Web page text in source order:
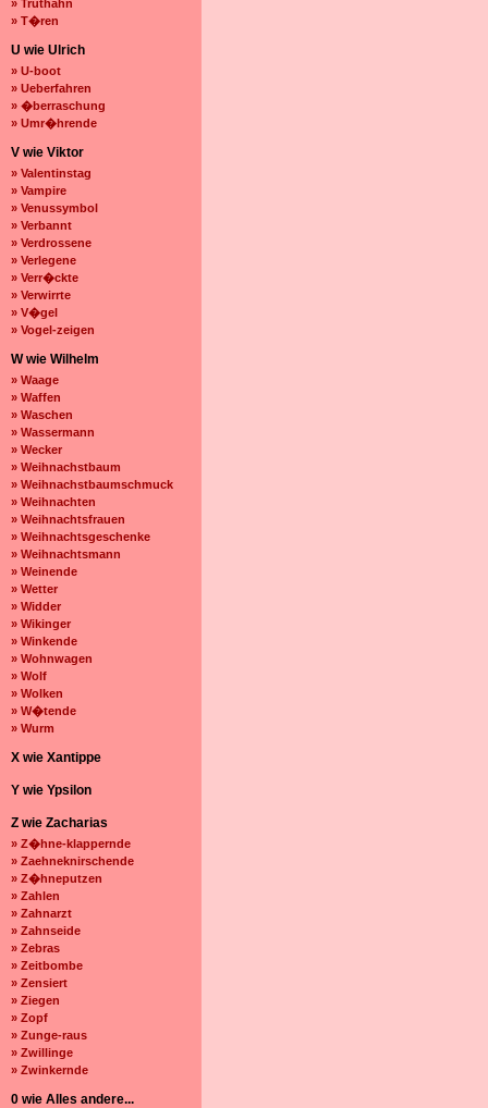
» Truthahn
» T�ren
U wie Ulrich
» U-boot
» Ueberfahren
» �berraschung
» Umr�hrende
V wie Viktor
» Valentinstag
» Vampire
» Venussymbol
» Verbannt
» Verdrossene
» Verlegene
» Verr�ckte
» Verwirrte
» V�gel
» Vogel-zeigen
W wie Wilhelm
» Waage
» Waffen
» Waschen
» Wassermann
» Wecker
» Weihnachstbaum
» Weihnachstbaumschmuck
» Weihnachten
» Weihnachtsfrauen
» Weihnachtsgeschenke
» Weihnachtsmann
» Weinende
» Wetter
» Widder
» Wikinger
» Winkende
» Wohnwagen
» Wolf
» Wolken
» W�tende
» Wurm
X wie Xantippe
Y wie Ypsilon
Z wie Zacharias
» Z�hne-klappernde
» Zaehneknirschende
» Z�hneputzen
» Zahlen
» Zahnarzt
» Zahnseide
» Zebras
» Zeitbombe
» Zensiert
» Ziegen
» Zopf
» Zunge-raus
» Zwillinge
» Zwinkernde
0 wie Alles andere...